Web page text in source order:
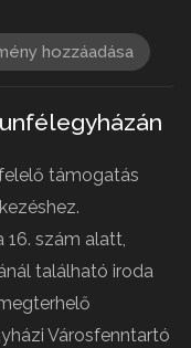
hozzáadása
támogatás
16. szám alatt,
található iroda
Városfenntartó